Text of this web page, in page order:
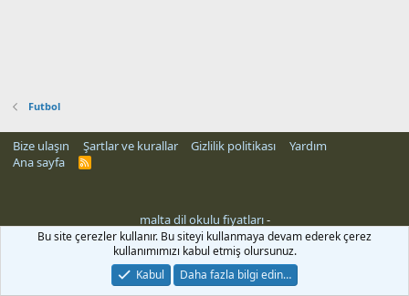
Futbol
Bize ulaşın Şartlar ve kurallar Gizlilik politikası
Yardım
Ana sayfa
R
malta dil okulu fiyatları-
siteleri
Bu site çerezler kullanır. Bu siteyi kullanmaya devam ederek çerez
kullanımımızı kabul etmiş olursunuz.
Kabul
Daha fazla bilgi edin…